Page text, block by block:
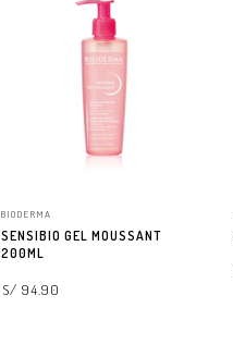
BIODERMA
SENSIBIO GEL MOUSSANT
200ML
S/ 94.90